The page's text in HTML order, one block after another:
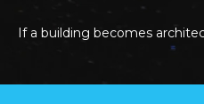
If a building becomes